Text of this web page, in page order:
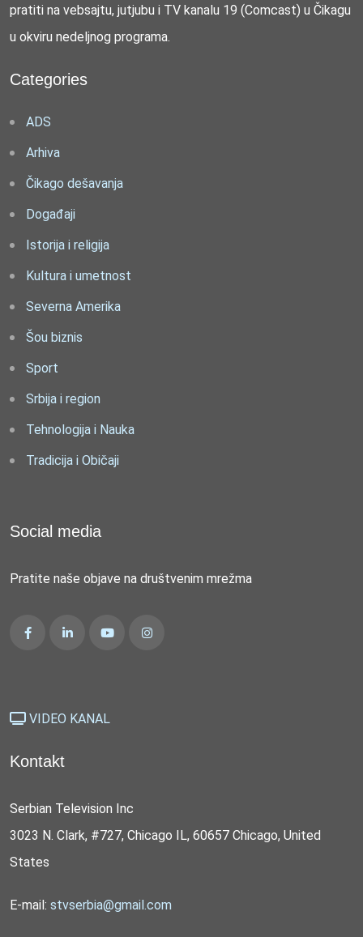
pratiti na vebsajtu, jutjubu i TV kanalu 19 (Comcast) u Čikagu
u okviru nedeljnog programa.
Categories
ADS
Arhiva
Čikago dešavanja
Događaji
Istorija i religija
Kultura i umetnost
Severna Amerika
Šou biznis
Sport
Srbija i region
Tehnologija i Nauka
Tradicija i Običaji
Social media
Pratite naše objave na društvenim mrežma
VIDEO KANAL
Kontakt
Serbian Television Inc
3023 N. Clark, #727, Chicago IL, 60657 Chicago, United
States
E-mail: stvserbia@gmail.com